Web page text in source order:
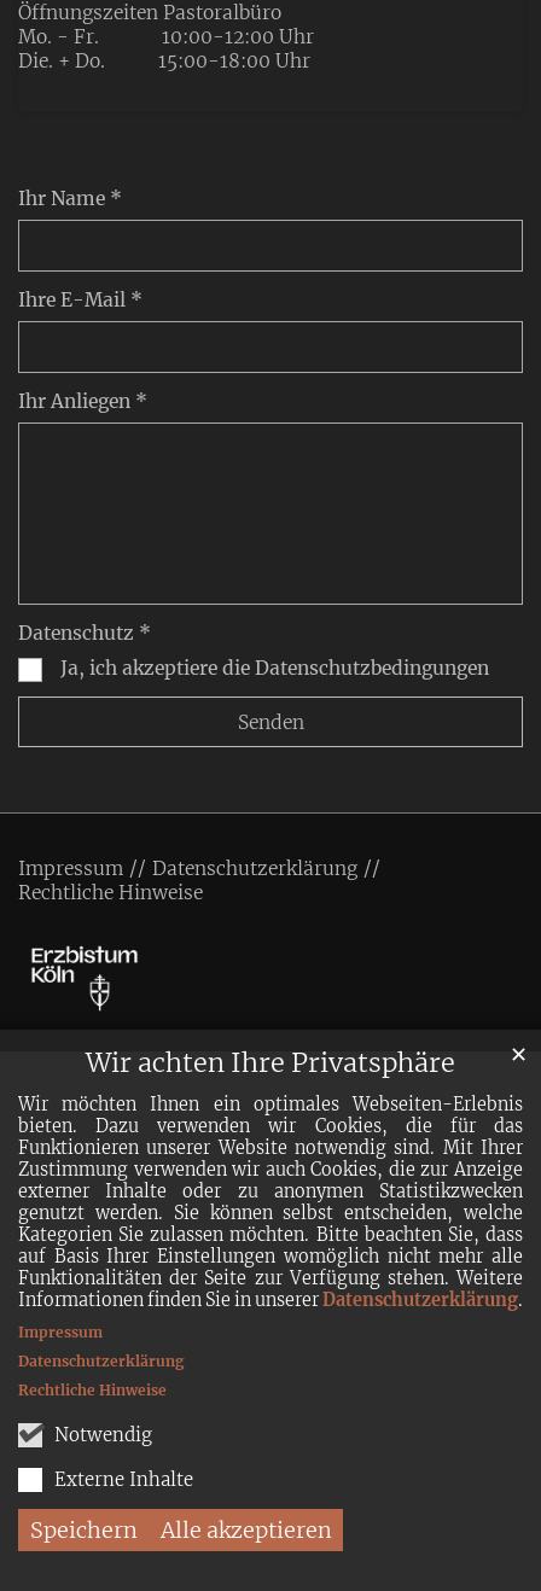
Wir achten Ihre Privatsphäre
Wir möchten Ihnen ein optimales Webseiten-Erlebnis
bieten. Dazu verwenden wir Cookies, die für das
Funktionieren unserer Website notwendig sind. Mit Ihrer
Zustimmung verwenden wir auch Cookies, die zur Anzeige
externer Inhalte oder zu anonymen Statistikzwecken
genutzt werden. Sie können selbst entscheiden, welche
Kategorien Sie zulassen möchten. Bitte beachten Sie, dass
auf Basis Ihrer Einstellungen womöglich nicht mehr alle
Funktionalitäten der Seite zur Verfügung stehen. Weitere
Informationen finden Sie in unsererDatenschutzerklärung.
Notwendig
Externe Inhalte
Speichern Alle akzeptieren
✕
Impressum
Datenschutzerklärung
Rechtliche Hinweise
Ihr Name *
Ihre E-Mail *
Ihr Anliegen *
Datenschutz *
Ja, ich akzeptiere die Datenschutzbedingungen
Öffnungszeiten Pastoralbüro
Mo. - Fr. 10:00-12:00 Uhr
Die. + Do. 15:00-18:00 Uhr
Impressum
Datenschutzerklärung
Rechtliche Hinweise